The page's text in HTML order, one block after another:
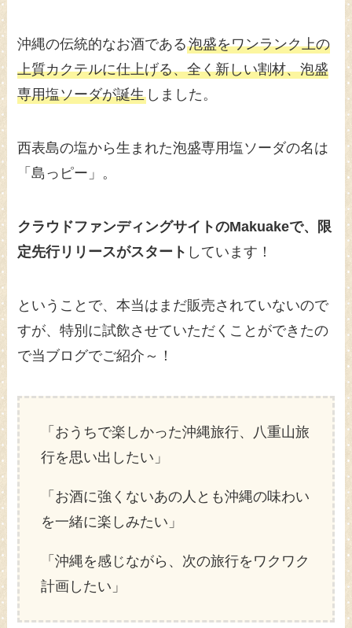
沖縄の伝統的なお酒である泡盛をワンランク上の
上質カクテルに仕上げる、全く新しい割材、泡盛
専用塩ソーダが誕生 しました。
西表島の塩から生まれた泡盛専用塩ソーダの名は
「島っピー」。
クラウドファンディングサイトのMakuakeで、限
定先行リリースがスタート しています！
ということで、本当はまだ販売されていないので
すが、特別に試飲させていただくことができたの
で当ブログでご紹介～！
「おうちで楽しかった沖縄旅行、八重山旅
行を思い出したい」
「お酒に強くないあの人とも沖縄の味わい
を一緒に楽しみたい」
「沖縄を感じながら、次の旅行をワクワク
計画したい」